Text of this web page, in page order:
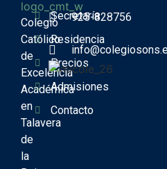
Colegio
Católico
de
Excelencia
Académica
en
Talavera
de
la
Secretaría
Residencia
Precios
Admisiones
Contacto
925-828756